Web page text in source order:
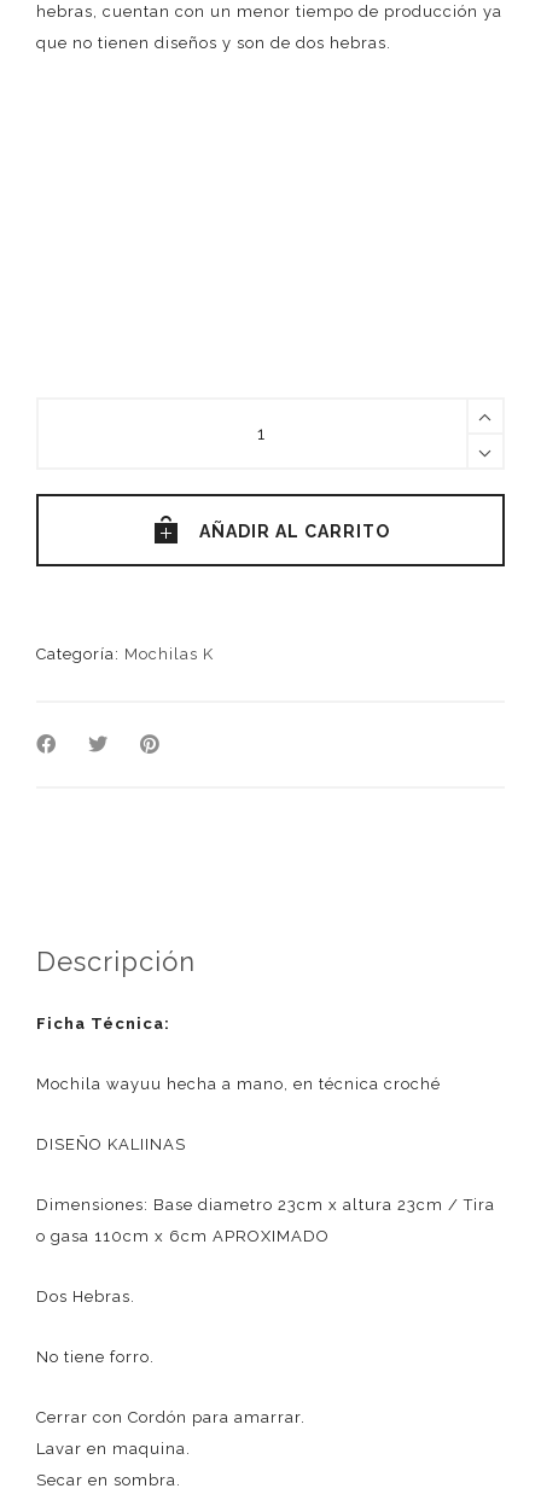
hebras, cuentan con un menor tiempo de producción ya
que no tienen diseños y son de dos hebras.
quantity
AÑADIR AL CARRITO
Categoría: Mochilas K
Descripción
Ficha Técnica:
Mochila wayuu hecha a mano, en técnica croché
DISEÑO KALIINAS
Dimensiones: Base diametro 23cm x altura 23cm / Tira
o gasa 110cm x 6cm APROXIMADO
Dos Hebras.
No tiene forro.
Cerrar con Cordón para amarrar.
Lavar en maquina.
Secar en sombra.